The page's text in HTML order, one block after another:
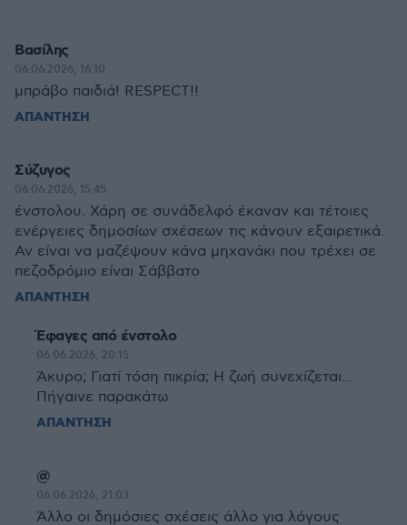
Βασίλης
06.06.2026, 16:10
μπράβο παιδιά! RESPECT!!
ΑΠΑΝΤΗΣΗ
Σύζυγος
06.06.2026, 15:45
ένστολου. Χάρη σε συνάδελφό έκαναν και τέτοιες
ενέργειες δημοσίων σχέσεων τις κάνουν εξαιρετικά.
Αν είναι να μαζέψουν κάνα μηχανάκι που τρέχει σε
πεζοδρόμιο είναι Σάββατο
ΑΠΑΝΤΗΣΗ
Έφαγες από ένστολο
06.06.2026, 20:15
Άκυρο; Γιατί τόση πικρία; Η ζωή συνεχίζεται...
Πήγαινε παρακάτω
ΑΠΑΝΤΗΣΗ
@
06.06.2026, 21:03
Άλλο οι δημόσιες σχέσεις άλλο για λόγους